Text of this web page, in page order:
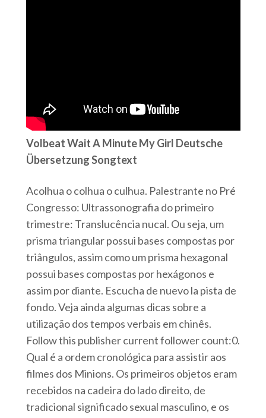
Volbeat Wait A Minute My Girl Deutsche
Übersetzung Songtext
Acolhua o colhua o culhua. Palestrante no Pré
Congresso: Ultrassonografia do primeiro
trimestre: Translucência nucal. Ou seja, um
prisma triangular possui bases compostas por
triângulos, assim como um prisma hexagonal
possui bases compostas por hexágonos e
assim por diante. Escucha de nuevo la pista de
fondo. Veja ainda algumas dicas sobre a
utilização dos tempos verbais em chinês.
Follow this publisher current follower count:0.
Qual é a ordem cronológica para assistir aos
filmes dos Minions. Os primeiros objetos eram
recebidos na cadeira do lado direito, de
tradicional significado sexual masculino, e os